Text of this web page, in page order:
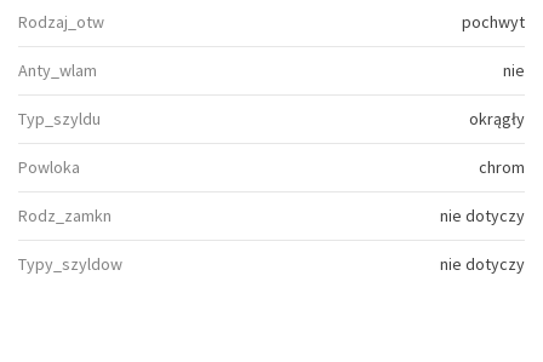
Rodzaj_otw pochwyt
Anty_wlam nie
Typ_szyldu okrągły
Powloka chrom
Rodz_zamkn nie dotyczy
Typy_szyldow nie dotyczy